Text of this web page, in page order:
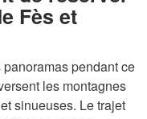
Fès et
pendant ce
les montagnes
sinueuses. Le trajet